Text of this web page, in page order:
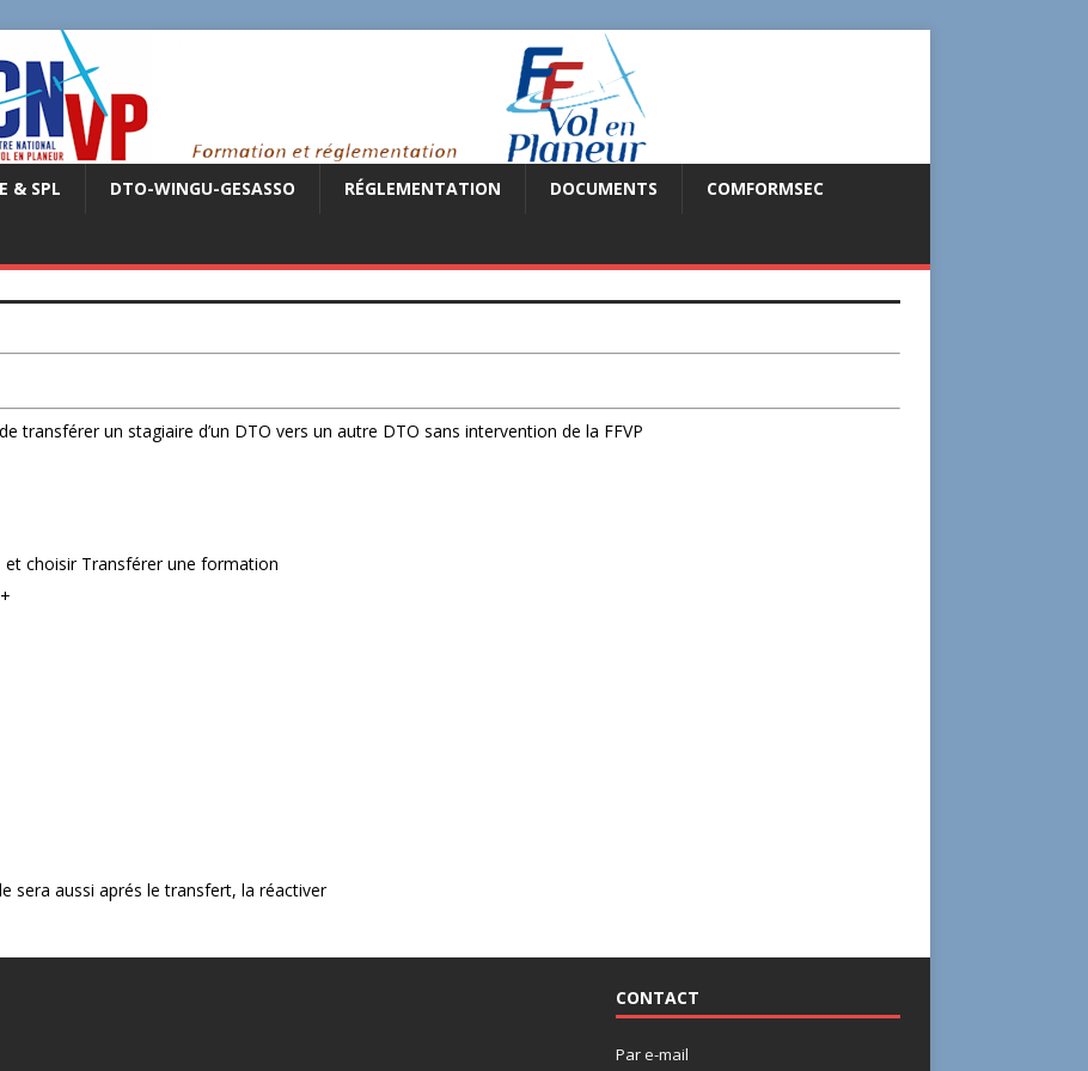
& SPL DTO-WINGU-GESASSO RÉGLEMENTATION DOCUMENTS COMFORMSEC
transférer un stagiaire d’un DTO vers un autre DTO sans intervention de la FFVP
choisir Transférer une formation
sera aussi aprés le transfert, la réactiver
CONTACT
Par e-mail